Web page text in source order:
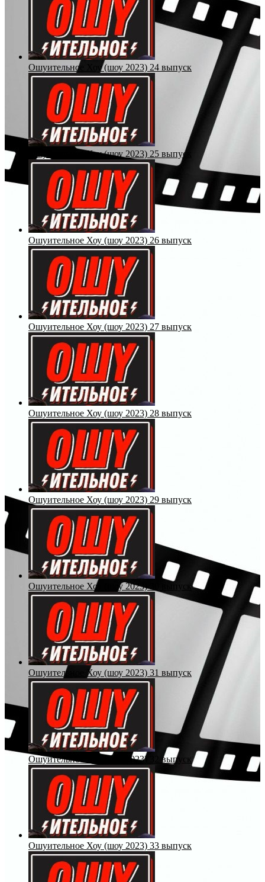
Ошуительное Хоу (шоу 2023) 24 выпуск
Ошуительное Хоу (шоу 2023) 25 выпуск
Ошуительное Хоу (шоу 2023) 26 выпуск
Ошуительное Хоу (шоу 2023) 27 выпуск
Ошуительное Хоу (шоу 2023) 28 выпуск
Ошуительное Хоу (шоу 2023) 29 выпуск
Ошуительное Хоу (шоу 2023) 30 выпуск
Ошуительное Хоу (шоу 2023) 31 выпуск
Ошуительное Хоу (шоу 2023) 32 выпуск
Ошуительное Хоу (шоу 2023) 33 выпуск